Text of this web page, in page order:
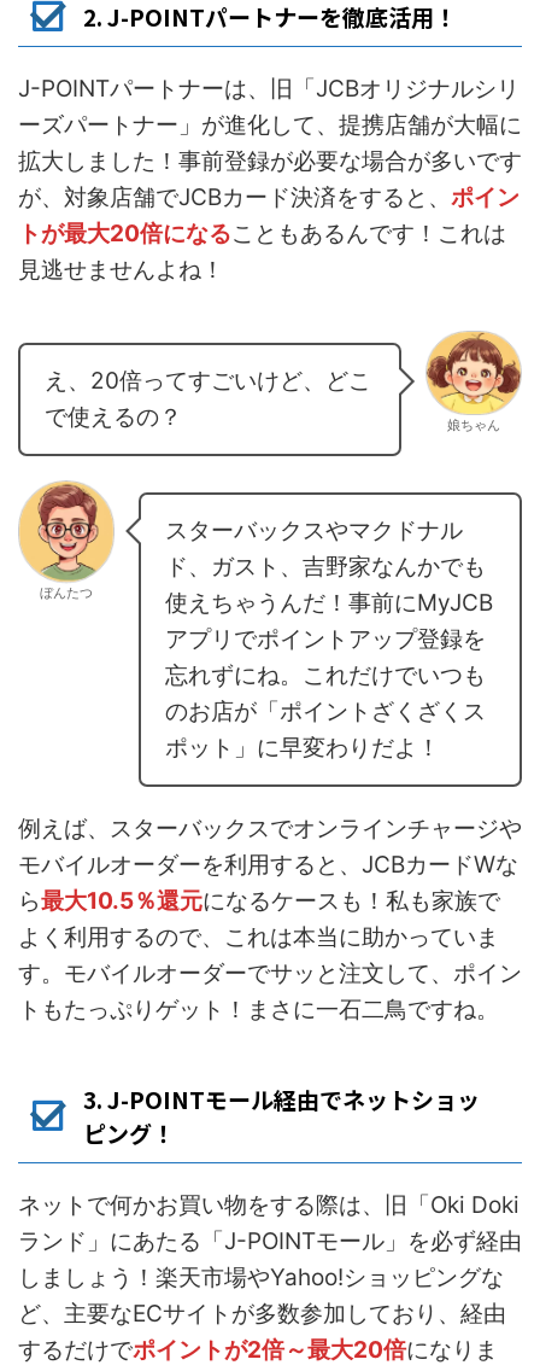
2. J-POINTパートナーを徹底活用！
J-POINTパートナーは、旧「JCBオリジナルシリ
ーズパートナー」が進化して、提携店舗が大幅に
拡大しました！事前登録が必要な場合が多いです
が、対象店舗でJCBカード決済をすると、 ポイン
トが最大20倍になることもあるんです！これは
見逃せませんよね！
え、20倍ってすごいけど、どこ
で使えるの？
娘ちゃん
ぼんたつ
スターバックスやマクドナル
ド、ガスト、吉野家なんかでも
使えちゃうんだ！事前にMyJCB
アプリでポイントアップ登録を
忘れずにね。これだけでいつも
のお店が「ポイントざくざくス
ポット」に早変わりだよ！
例えば、スターバックスでオンラインチャージや
モバイルオーダーを利用すると、JCBカードWな
ら最大10.5％還元になるケースも！私も家族で
よく利用するので、これは本当に助かっていま
す。モバイルオーダーでサッと注文して、ポイン
トもたっぷりゲット！まさに一石二鳥ですね。
3. J-POINTモール経由でネットショッ
ピング！
ネットで何かお買い物をする際は、旧「Oki Doki
ランド」にあたる「J-POINTモール」を必ず経由
しましょう！楽天市場やYahoo!ショッピングな
ど、主要なECサイトが多数参加しており、経由
するだけでポイントが2倍～最大20倍になりま